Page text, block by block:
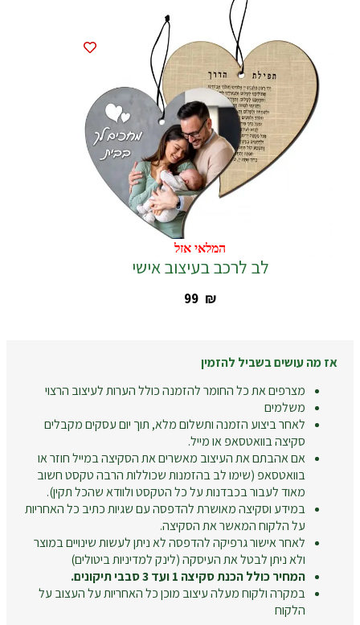
המלאי אזל
המלאי אזל
לב לרכב בעיצוב אישי
‎99 ₪
אז מה עושים בשביל להזמין
מצרפים את כל החומר להזמנה כולל הערות לעיצוב הרצוי
משלמים
לאחר ביצוע הזמנה ותשלום מלא, תוך יום עסקים מקבלים
סקיצה בוואטסאפ או מייל.
אם אהבתם את העיצוב מאשרים את הסקיצה במייל חוזר או
בוואטסאפ (שימו לב בהזמנות שכוללות הרבה טקסט חשוב
מאוד לעבור בכבדנות על כל הטקסט ולוודא שהכל תקין).
במידע וסקיצה מאושרת להדפסה עם שגיות כתיב כל האחריות
על הלקוח המאשר את הסקיצה.
לאחר אישור גרפיקה להדפסה לא ניתן לעשות שינויים במוצר
ולא ניתן לבטל את העיסקה (לינק למדיניות ביטולים)
המחיר כולל הכנת סקיצה 1 ועד 3 סבבי תיקונים.
במקרה ולקוח מעלה עיצוב מוכן כל האחריות על העצוב על
הלקוח